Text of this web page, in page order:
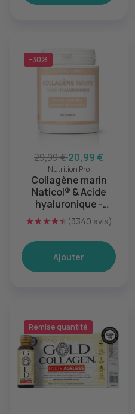
−30%
29,99 €20,99 €
Nutrition Pro
Collagène marin
Naticol® & Acide
hyaluronique -
120gélules(3340 avis)
Ajouter
Remise quantité